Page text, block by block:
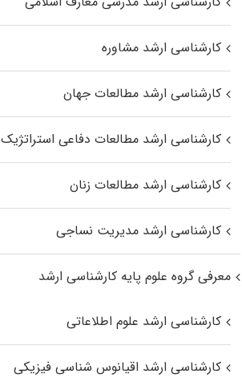
کارشناسی ارشد مشاوره
کارشناسی ارشد مطالعات جهان
کارشناسی ارشد مطالعات دفاعی استراتژیک
کارشناسی ارشد مطالعات زنان
کارشناسی ارشد مدیریت نساجی
معرفی گروه علوم پایه کارشناسی ارشد
کارشناسی ارشد علوم اطلاعاتی
کارشناسی ارشد اقیانوس‌ شناسی فیزیکی